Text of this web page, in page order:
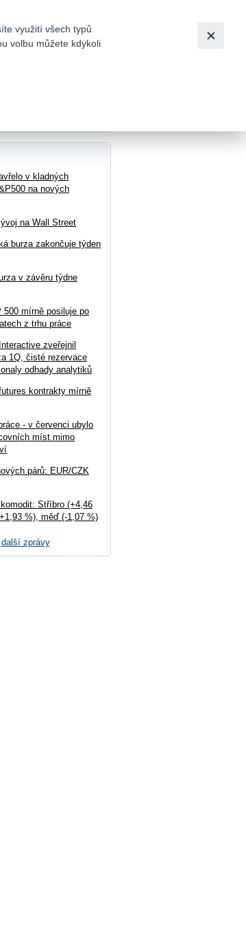
v kladných
na nových
na Wall Street
burza zakončuje týden
v závěru týdne
500 mírně posiluje po
z trhu práce
zveřejnil
1Q, čisté rezervace
odhady analytiků
kontrakty mírně
- v červenci ubylo
míst mimo
párů: EUR/CZK
Stříbro (+4,46
%), měď (-1,07 %)
další zprávy
využití všech typů
volbu můžete kdykoli